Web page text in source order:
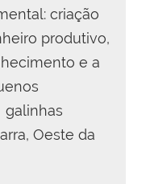
criação
produtivo,
e a
Oeste da